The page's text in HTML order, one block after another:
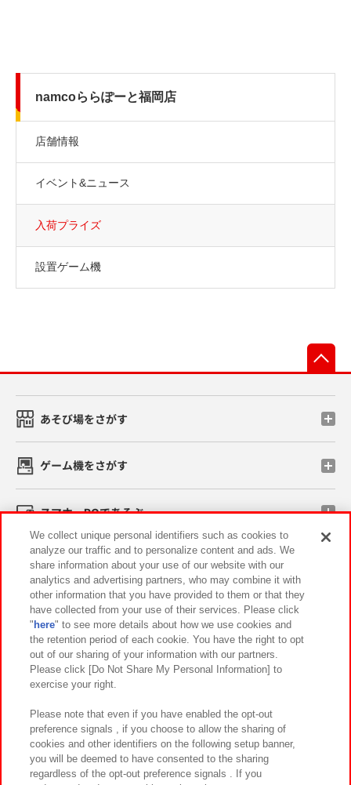
namcoららぽーと福岡店
店舗情報
イベント&ニュース
入荷プライズ
設置ゲーム機
あそび場をさがす
ゲーム機をさがす
スマホ・PCであそぶ
イベント・キャンペーン
関連会社 サステナビリティ サイトポリシー
プライバシーポリシー ウェブアクセシビリティ方針と検証結果
お取引先さまとともに
カスタマーハラスメント対応方針 よくあるご質問・お問い合わせ
We collect unique personal identifiers such as cookies to
analyze our traffic and to personalize content and ads. We
share information about your use of our website with our
analytics and advertising partners, who may combine it with
other information that you have provided to them or that they
have collected from your use of their services. Please click
" here" to see more details about how we use cookies and
the retention period of each cookie. You have the right to opt
out of our sharing of your information with our partners.
Please click [Do Not Share My Personal Information] to
exercise your right.
Please note that even if you have enabled the opt-out
preference signals , if you choose to allow the sharing of
cookies and other identifiers on the following setup banner,
you will be deemed to have consented to the sharing
regardless of the opt-out preference signals . If you